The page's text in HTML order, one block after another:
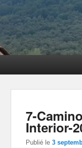
7-
Interior-
Publié le3